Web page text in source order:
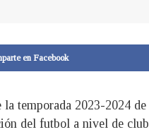
en Facebook
la temporada 2023-2024
del futbol a nivel de